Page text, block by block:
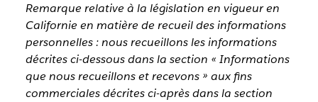
Remarque relative à la législation en vigueur en
Californie en matière de recueil des informations
personnelles : nous recueillons les informations
décrites ci-dessous dans la section « Informations
que nous recueillons et recevons » aux fins
commerciales décrites ci-après dans la section